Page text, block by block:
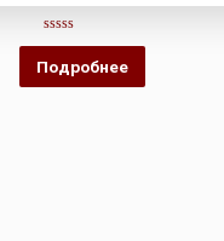
Оценка
из
5
Подробнее